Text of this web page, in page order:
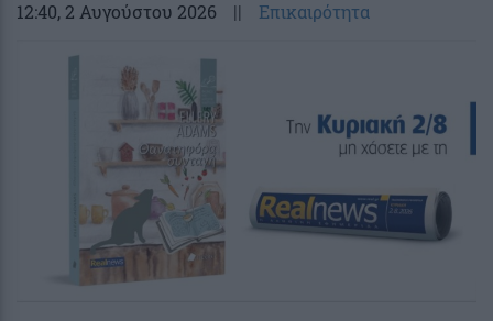
12:40, 2 Αυγούστου 2026 || Επικαιρότητα